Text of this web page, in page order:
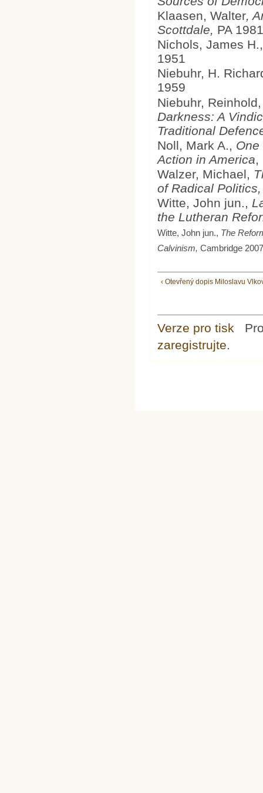
Klaasen, Walter,
Scottdale, PA
Nichols, James
1951
Niebuhr, H.
1959
Niebuhr,
Darkness: A
Traditional
Noll, Mark A.,
Action in America,
Walzer, Michael,
of Radical
Witte, John jun.,
the Lutheran
Witte, John jun., The
Calvinism,Cambridge
‹ Otevřený dopis Miloslavu
Verze pro tisk
zaregistrujte.